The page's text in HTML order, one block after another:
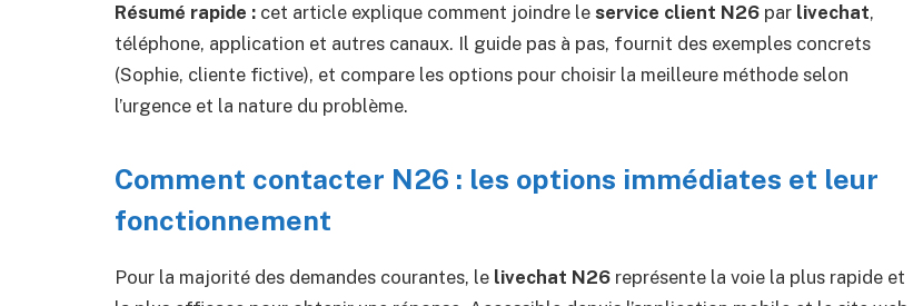
Résumé rapide : cet article explique comment joindre le service client N26 par livechat,
téléphone, application et autres canaux. Il guide pas à pas, fournit des exemples concrets
(Sophie, cliente fictive), et compare les options pour choisir la meilleure méthode selon
l’urgence et la nature du problème.
Comment contacter N26 : les options immédiates et leur
fonctionnement
Pour la majorité des demandes courantes, le livechat N26 représente la voie la plus rapide et